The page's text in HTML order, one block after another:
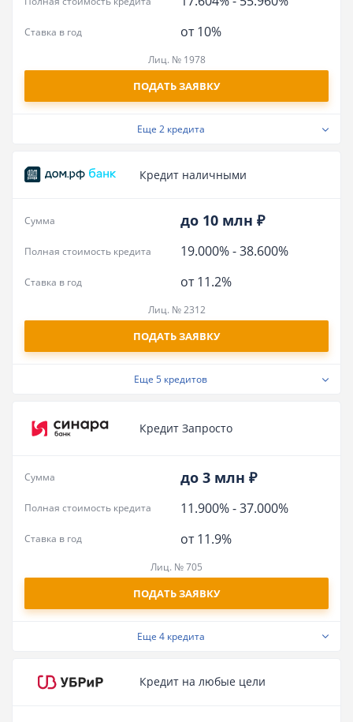
от 10%
Ставка в год
Лиц. № 1978
ПОДАТЬ ЗАЯВКУ
Еще 2 кредита
Кредит наличными
до 10 млн ₽
Сумма
19.000%-38.600%
Полная стоимость кредита
от 11.2%
Ставка в год
Лиц. № 2312
ПОДАТЬ ЗАЯВКУ
Еще 5 кредитов
Кредит Запросто
до 3 млн ₽
Сумма
11.900%-37.000%
Полная стоимость кредита
от 11.9%
Ставка в год
Лиц. № 705
ПОДАТЬ ЗАЯВКУ
Еще 4 кредита
Кредит на любые цели